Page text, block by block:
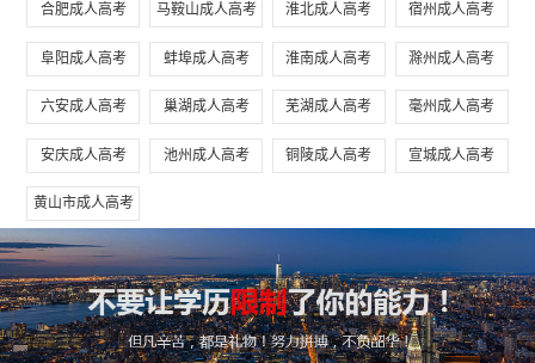
合肥成人高考 马鞍山成人高考 淮北成人高考 宿州成人高考
阜阳成人高考 蚌埠成人高考 淮南成人高考 滁州成人高考
六安成人高考 巢湖成人高考 芜湖成人高考 毫州成人高考
安庆成人高考 池州成人高考 铜陵成人高考 宣城成人高考
黄山市成人高考